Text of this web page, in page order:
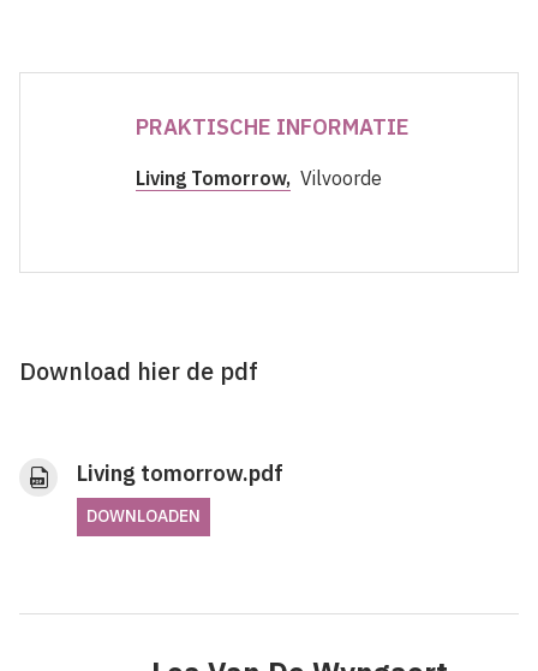
PRAKTISCHE INFORMATIE
Living Tomorrow, Vilvoorde
Download hier de pdf
Living tomorrow.pdf
DOWNLOADEN